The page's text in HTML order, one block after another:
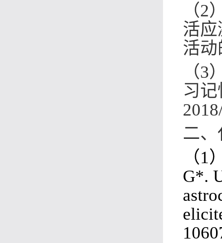
（2
活
活
（3
习
二
（1
G*.